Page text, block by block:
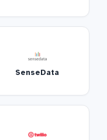
SenseData